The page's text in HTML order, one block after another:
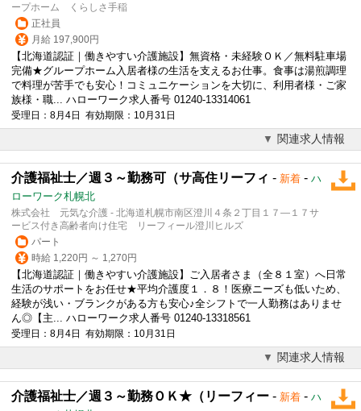
ープホーム くらしさ手稲
正社員
月給 197,900円
【北海道認証｜働きやすい介護施設】無資格・未経験ＯＫ／無料駐車場
完備★グループホーム入居者様の生活を支えるお仕事。食事は湯煎調理
で料理が苦手でも安心！コミュニケーションを大切に、利用者様・ご家
族様・職... ハローワーク求人番号 01240-13314061
受理日：8月4日 有効期限：10月31日
関連求人情報
介護福祉士／週３～勤務可（サ高住リーフィ - 新着 - ハ
ローワーク札幌北
株式会社 元気な介護 - 北海道札幌市南区澄川４条２丁目１７―１７サ
ービス付き高齢者向け住宅 リーフィール澄川ヒルズ
パート
時給 1,220円 ～ 1,270円
【北海道認証｜働きやすい介護施設】ご入居者さま（全８１室）へ日常
生活のサポートをお任せ★平均介護度１．８！医療ニーズも低いため、
経験が浅い・ブランクがある方も安心♪全シフトで一人勤務はありませ
ん◎【主... ハローワーク求人番号 01240-13318561
受理日：8月4日 有効期限：10月31日
関連求人情報
介護福祉士／週３～勤務ＯＫ★（リーフィー - 新着 - ハ